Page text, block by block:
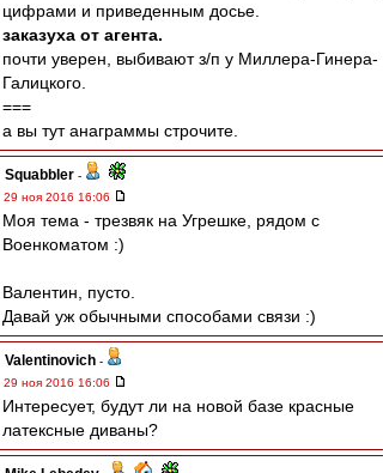
цифрами и приведенным досье.
заказуха от агента.
почти уверен, выбивают з/п у Миллера-Гинера-
Галицкого.
===
а вы тут анаграммы строчите.
Squabbler -
29 ноя 2016 16:06
Моя тема - трезвяк на Угрешке, рядом с
Военкоматом :)
Валентин, пусто.
Давай уж обычными способами связи :)
Valentinovich -
29 ноя 2016 16:06
Интересует, будут ли на новой базе красные
латексные диваны?